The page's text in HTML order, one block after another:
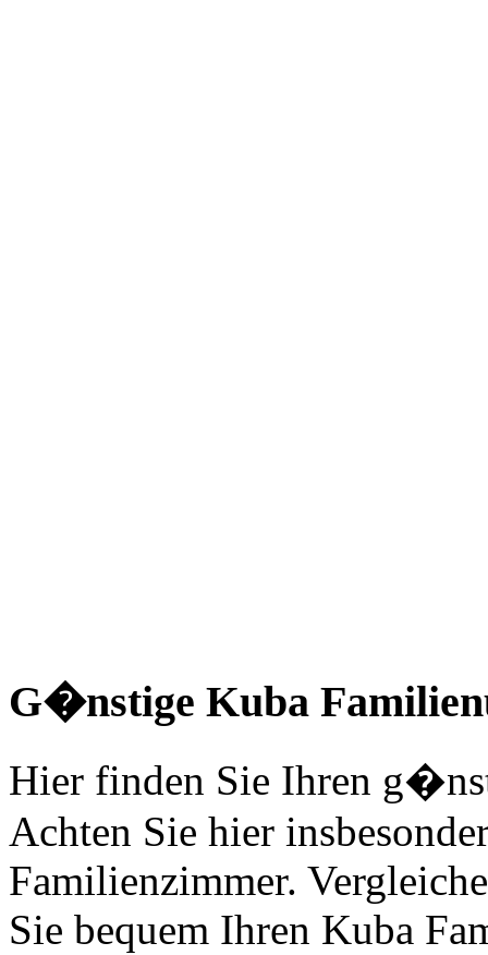
G�nstige Kuba
Hier finden Sie Ihren
Achten Sie hier
Familienzimmer.
Sie bequem Ihren Kuba